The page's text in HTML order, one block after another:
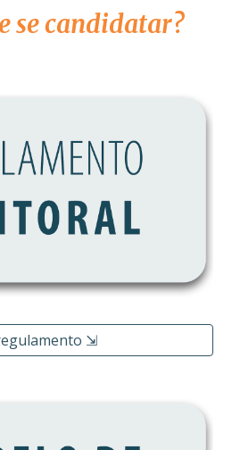
se candidatar?
⇲